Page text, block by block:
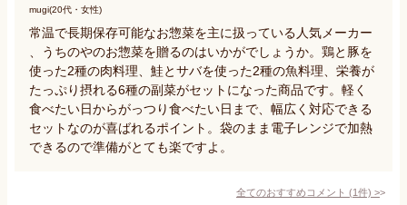
mugi(20代・女性)
常温で長期保存可能なお惣菜を主に扱っている人気メーカー
、うちのやのお惣菜を贈るのはいかがでしょうか。鶏と豚を
使った2種の肉料理、鮭とサバを使った2種の魚料理、栄養が
たっぷり摂れる6種の副菜がセットになった商品です。軽く
食べたい日からがっつり食べたい日まで、幅広く対応できる
セットなのが喜ばれるポイント。袋のまま電子レンジで加熱
できるので準備がとても楽ですよ。
全てのおすすめコメント (1件) >